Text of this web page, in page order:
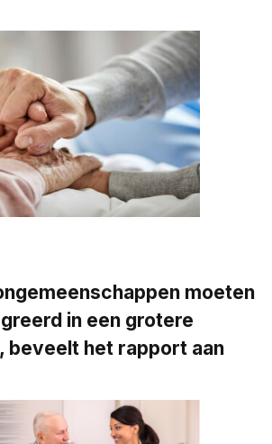
moeten
in een grotere
beveelt het rapport aan